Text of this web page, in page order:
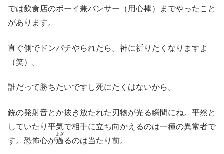
では飲食店のボーイ兼バンサー（用心棒）までやったこと
があります。
直ぐ側でドンパチやられたら。神に祈りたくなりますよ
（笑）。
誰だって勝ちたいですし死にたくはないから。
銃の発射音とか抜き放たれた刃物が光る瞬間にね。平然と
していたり平気で相手に立ち向かえるのは一種の異常者で
す。恐怖心が過
よぎ
るのは当たり前。